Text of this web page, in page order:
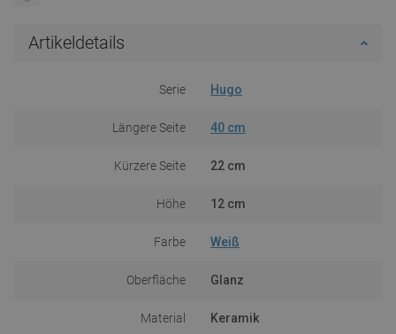
Artikeldetails
Serie Hugo
Längere Seite 40 cm
Kürzere Seite 22 cm
Höhe 12 cm
Farbe Weiß
Oberfläche Glanz
Material Keramik